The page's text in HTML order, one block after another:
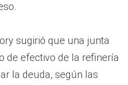
sugirió que una junta
de efectivo de la refinería
la deuda, según las